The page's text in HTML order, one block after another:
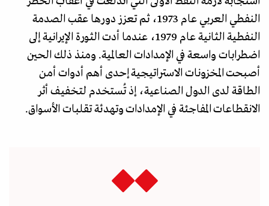
النفطي العربي عام 1973، ثم تعزز دورها عقب الصدمة
النفطية الثانية عام 1979، عندما أدت الثورة الإيرانية إلى
اضطرابات واسعة في الإمدادات العالمية. ومنذ ذلك الحين
أصبحت المخزونات الاستراتيجية إحدى أهم أدوات أمن
الطاقة لدى الدول الصناعية، إذ تُستخدم لتخفيف أثر
الانقطاعات المفاجئة في الإمدادات وتهدئة تقلبات الأسواق.